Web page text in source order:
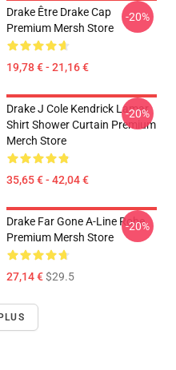
Drake Être Drake Cap
Premium Mersh Store
19,78 € - 21,16 €
-20%
Drake J Cole Kendrick Lamar
Shirt Shower Curtain Premium
Merch Store
35,65 € - 42,04 €
-20%
Drake Far Gone A-Line Robe
Premium Mersh Store
27,14 €$29.5
-20%